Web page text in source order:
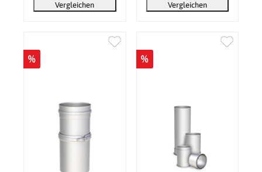
Vergleichen Vergleichen
% %